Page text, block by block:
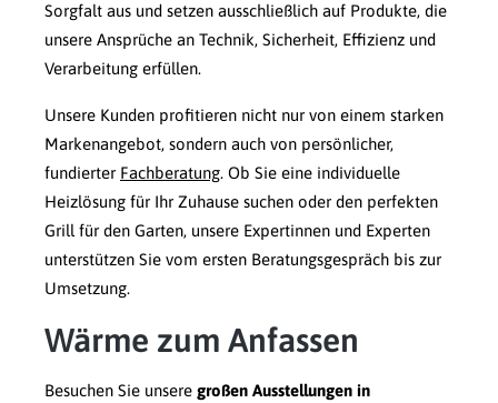
Sorgfalt aus und setzen ausschließlich auf Produkte, die
unsere Ansprüche an Technik, Sicherheit, Effizienz und
Verarbeitung erfüllen.
Unsere Kunden profitieren nicht nur von einem starken
Markenangebot, sondern auch von persönlicher,
fundierter Fachberatung. Ob Sie eine individuelle
Heizlösung für Ihr Zuhause suchen oder den perfekten
Grill für den Garten, unsere Expertinnen und Experten
unterstützen Sie vom ersten Beratungsgespräch bis zur
Umsetzung.
Wärme zum Anfassen
Besuchen Sie unsere großen Ausstellungen in